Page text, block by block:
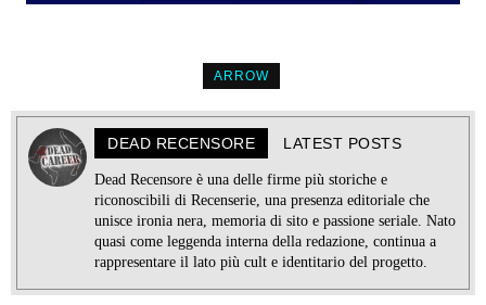
ARROW
DEAD RECENSORE LATEST POSTS
Dead Recensore è una delle firme più storiche e
riconoscibili di Recenserie, una presenza editoriale che
unisce ironia nera, memoria di sito e passione seriale. Nato
quasi come leggenda interna della redazione, continua a
rappresentare il lato più cult e identitario del progetto.